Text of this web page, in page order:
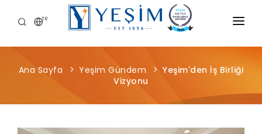
TR
KURUMSAL
ÜRÜNLERIMIZ
ÖNCE İNSAN
KARIYER
Ana Sayfa Yeşim Gündem
Yeşim'den İş Birliği
Vizyonu